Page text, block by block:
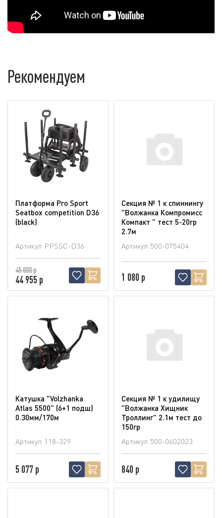
Рекомендуем
Платформа Pro Sport
Seatbox competition D36
(blaсk)
Артикул PPSSC-D36
45 000 р
44 955 р
Секция № 1 к спиннингу
"Волжанка Компромисс
Компакт " тест 5-20гр
2.7м
Артикул 500-075404
1 080 р
Катушка "Volzhanka
Atlas 5500" (6+1 подш)
0.30мм/170м
Артикул 118-329
5 077 р
Секция № 1 к удилищу
"Волжанка Хищник
Троллинг" 2.1м тест до
150гр
Артикул 500-0602023
840 р